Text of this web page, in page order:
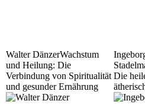
Walter DänzerWachstum
und Heilung: Die
Verbindung von Spiritualität
und gesunder Ernährung
Die